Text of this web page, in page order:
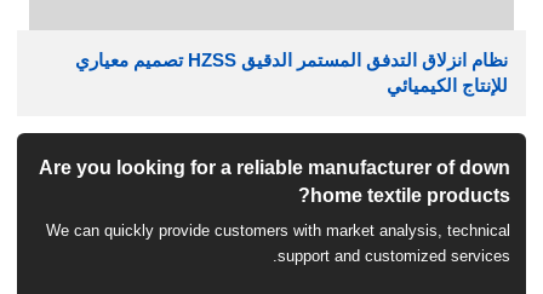
نظام انزلاق التدفق المستمر الدقيق HZSS تصميم معياري
للإنتاج الكيميائي
Are you looking for a reliable manufacturer of down
home textile products?
We can quickly provide customers with market analysis, technical
support and customized services.